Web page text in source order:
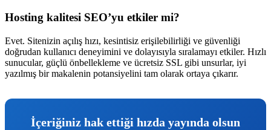
Hosting kalitesi SEO’yu etkiler mi?
Evet. Sitenizin açılış hızı, kesintisiz erişilebilirliği ve güvenliği
doğrudan kullanıcı deneyimini ve dolayısıyla sıralamayı etkiler. Hızlı
sunucular, güçlü önbellekleme ve ücretsiz SSL gibi unsurlar, iyi
yazılmış bir makalenin potansiyelini tam olarak ortaya çıkarır.
İçeriğiniz hak ettiği hızda yayında olsun